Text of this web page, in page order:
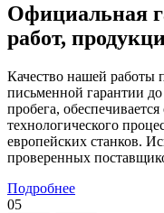
Официальная
работ,
Качество нашей работы
письменной гарантии
пробега,
технологического
европейских станков.
проверенных
Подробнее
05